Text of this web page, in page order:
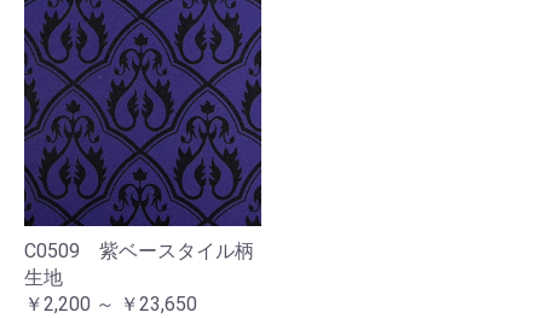
C0509 紫ベースタイル柄
生地
￥2,200 ～ ￥23,650